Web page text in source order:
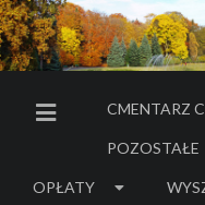
MENU BOCZNE
CMENTARZ
POZOSTAŁE
OPŁATY